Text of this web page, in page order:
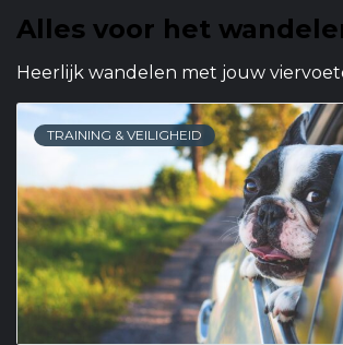
Alles voor het
Heerlijk wandelen met jouw
TRAINING & VEILIGHEID